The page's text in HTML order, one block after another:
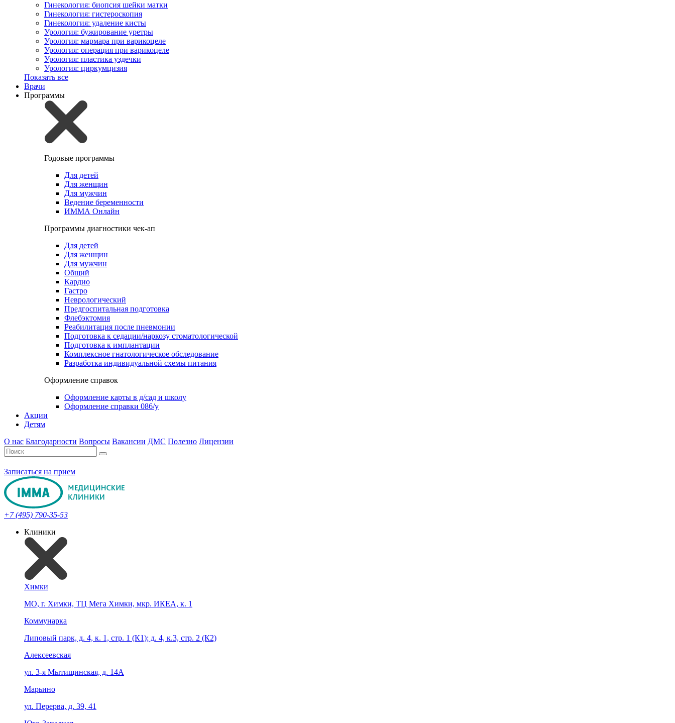
Гинекология: биопсия шейки матки
Гинекология: гистероскопия
Гинекология: удаление кисты
Урология: бужирование уретры
Урология: мармара при варикоцеле
Урология: операция при варикоцеле
Урология: пластика уздечки
Урология: циркумцизия
Показать все
Врачи
Программы
Годовые программы
Для детей
Для женщин
Для мужчин
Ведение беременности
ИММА Онлайн
Программы диагностики чек-ап
Для детей
Для женщин
Для мужчин
Общий
Кардио
Гастро
Неврологический
Предгоспитальная подготовка
Флебэктомия
Реабилитация после пневмонии
Подготовка к седации/наркозу стоматологической
Подготовка к имплантации
Комплексное гнатологическое обследование
Разработка индивидуальной схемы питания
Оформление справок
Оформление карты в д/сад и школу
Оформление справки 086/у
Акции
Детям
О нас Благодарности Вопросы Вакансии ДМС Полезно Лицензии
Записаться на прием
+7 (495) 790-35-53
Клиники
Химки
МО, г. Химки, ТЦ Мега Химки, мкр. ИКЕА, к. 1
Коммунарка
Липовый парк, д. 4, к. 1, стр. 1 (К1); д. 4, к.3, стр. 2 (К2)
Алексеевская
ул. 3-я Мытищинская, д. 14А
Марьино
ул. Перерва, д. 39, 41